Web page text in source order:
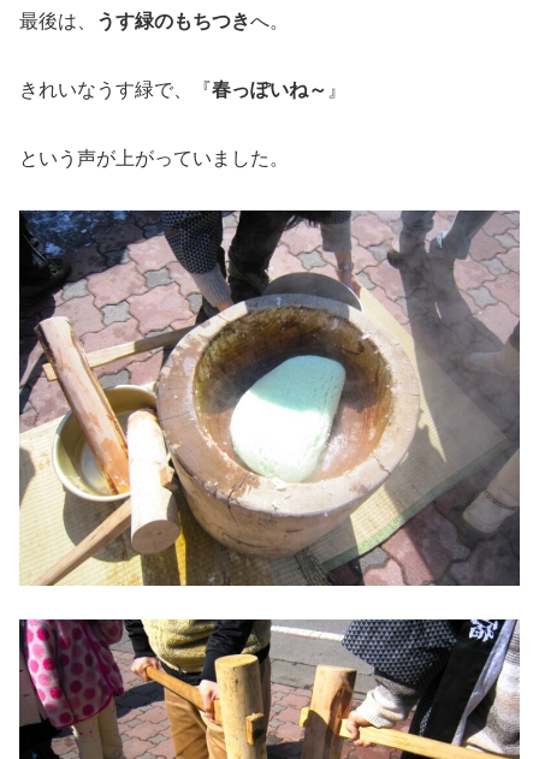
最後は、 うす緑のもちつきへ。
きれいなうす緑で、『春っぽいね～ 』
という声が上がっていました。